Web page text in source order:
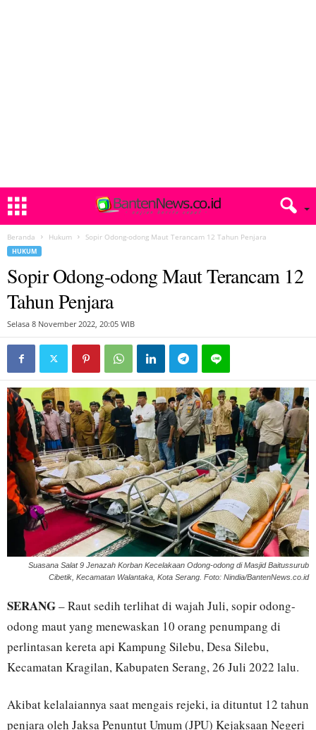
Beranda Hukum Sopir Odong-odong Maut Terancam 12 Tahun Penjara
HUKUM
Sopir Odong-odong Maut Terancam 12
Tahun Penjara
Selasa 8 November 2022, 20:05 WIB
Suasana Salat 9 Jenazah Korban Kecelakaan Odong-odong di Masjid Baitussurub
Cibetik, Kecamatan Walantaka, Kota Serang. Foto: Nindia/BantenNews.co.id
SERANG– Raut sedih terlihat di wajah Juli, sopir odong-
odong maut yang menewaskan 10 orang penumpang di
perlintasan kereta api Kampung Silebu, Desa Silebu,
Kecamatan Kragilan, Kabupaten Serang, 26 Juli 2022 lalu.
Akibat kelalaiannya saat mengais rejeki, ia dituntut 12 tahun
penjara oleh Jaksa Penuntut Umum (JPU) Kejaksaan Negeri